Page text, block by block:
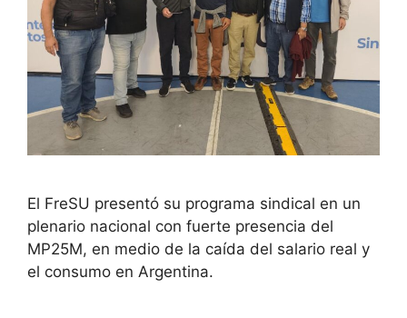
El FreSU presentó su programa sindical en un
plenario nacional con fuerte presencia del
MP25M, en medio de la caída del salario real y
el consumo en Argentina.